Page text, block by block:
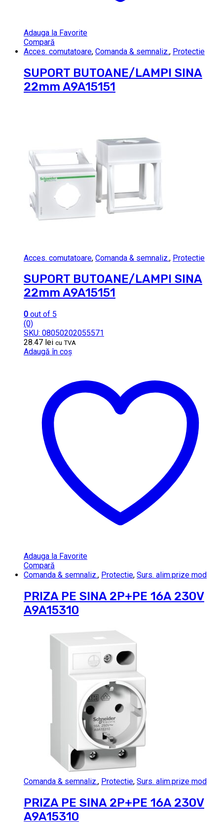
Adauga la Favorite
Compară
Acces. comutatoare, Comanda & semnaliz., Protectie
SUPORT BUTOANE/LAMPI SINA
22mm A9A15151
Acces. comutatoare, Comanda & semnaliz., Protectie
SUPORT BUTOANE/LAMPI SINA
22mm A9A15151
0 out of 5
(0)
SKU: 08050202055571
28.47 lei cu TVA
Adaugă în coș
Adauga la Favorite
Compară
Comanda & semnaliz., Protectie, Surs. alim.prize mod
PRIZA PE SINA 2P+PE 16A 230V
A9A15310
Comanda & semnaliz., Protectie, Surs. alim.prize mod
PRIZA PE SINA 2P+PE 16A 230V
A9A15310